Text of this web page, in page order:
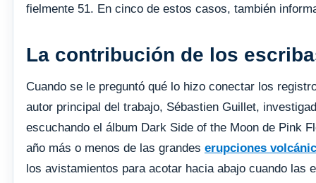
fielmente 51. En cinco de estos casos, también
La contribución de los
Cuando se le preguntó qué lo hizo conectar los
autor principal del trabajo, Sébastien Guillet,
escuchando el álbum Dark Side of the Moon de Pink
año más o menos de las grandes erupciones
los avistamientos para acotar hacia abajo cuando las